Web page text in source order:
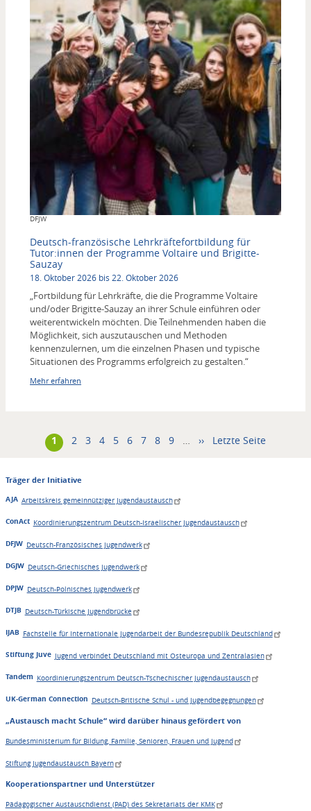
Copyright
DFJW
Deutsch-französische Lehrkräftefortbildung für
Tutor:innen der Programme Voltaire und Brigitte-
Sauzay
18. Oktober 2026 bis 22. Oktober 2026
„Fortbildung für Lehrkräfte, die die Programme Voltaire
und/oder Brigitte-Sauzay an ihrer Schule einführen oder
weiterentwickeln möchten. Die Teilnehmenden haben die
Möglichkeit, sich auszutauschen und Methoden
kennenzulernen, um die einzelnen Phasen und typische
Situationen des Programms erfolgreich zu gestalten.“
Mehr erfahren
Seitennummerierung
Aktuelle
Seite
1 Seite
2 Seite
3 Seite
4 Seite
5 Seite
6 Seite
7 Seite
8 Seite
9 …
Nächste
››
Letzte
Letzte Seite
Träger der Initiative
AJA Arbeitskreis gemeinnütziger Jugendaustausch
ConAct Koordinierungszentrum Deutsch-Israelischer Jugendaustausch
DFJW Deutsch-Französisches Jugendwerk
DGJW Deutsch-Griechisches Jugendwerk
DPJW Deutsch-Polnisches Jugendwerk
DTJB Deutsch-Türkische Jugendbrücke
IJAB Fachstelle für Internationale Jugendarbeit der Bundesrepublik Deutschland
Stiftung Juve Jugend verbindet Deutschland mit Osteuropa und Zentralasien
Tandem Koordinierungszentrum Deutsch-Tschechischer Jugendaustausch
UK-German Connection Deutsch-Britische Schul - und Jugendbegegnungen
„Austausch macht Schule“ wird darüber hinaus gefördert von
Bundesministerium für Bildung, Familie, Senioren, Frauen und Jugend
Stiftung Jugendaustausch Bayern
Kooperationspartner und Unterstützer
Pädagogischer Austauschdienst (PAD) des Sekretariats der KMK